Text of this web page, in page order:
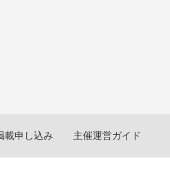
載申し込み 主催運営ガイド